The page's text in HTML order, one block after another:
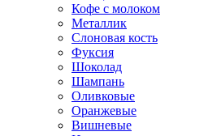
Кофе с молоком
Металлик
Слоновая кость
Фуксия
Шоколад
Шампань
Оливковые
Оранжевые
Вишневые